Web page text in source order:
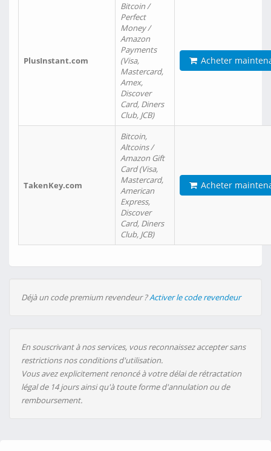
PlusInstant.com
Bitcoin /
Perfect
Money /
Amazon
Payments
(Visa,
Mastercard,
Amex,
Discover
Card, Diners
Club, JCB)
Acheter
TakenKey.com
Bitcoin,
Altcoins /
Amazon Gift
Card (Visa,
Mastercard,
American
Express,
Discover
Card, Diners
Club, JCB)
Acheter
Déjà un code premium revendeur ?Activer le code revendeur
En souscrivant à nos services, vous reconnaissez accepter sans
restrictions nos conditions d'utilisation.
Vous avez explicitement renoncé à votre délai de rétractation
légal de 14 jours ainsi qu'à toute forme d'annulation ou de
remboursement.